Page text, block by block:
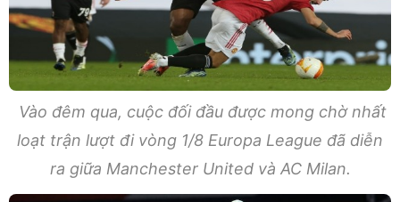
Vào đêm qua, cuộc đối đầu được mong chờ nhất
loạt trận lượt đi vòng 1/8 Europa League đã diễn
ra giữa Manchester United và AC Milan.